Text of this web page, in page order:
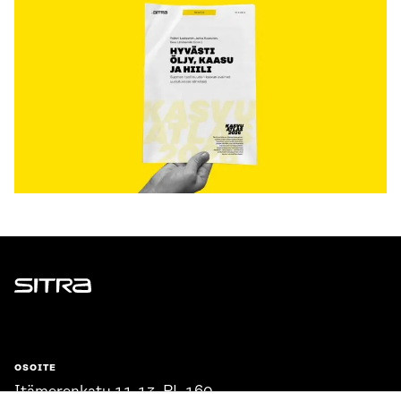
Sitra
OSOITE
Itämerenkatu 11-13, PL 160,